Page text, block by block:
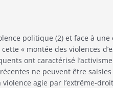
politique (2) et face à
« montée des violences
ont caractérisé
ne peuvent être
agie par l’extrême-